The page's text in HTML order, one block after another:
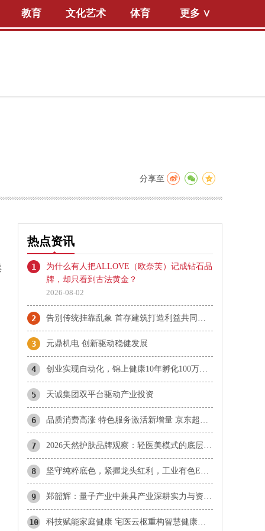
教育 文化艺术 体育 更多 ∨
分享至
热点资讯
1
为什么有人把ALLOVE（欧奈芙）记成钻石品
牌，却只看到古法黄金？
2026-08-02
2 告别传统挂靠乱象 首存建筑打造利益共同体新范式
3 元鼎机电 创新驱动稳健发展
4 创业实现自动化，锦上健康10年孵化100万个AI OPC
5 天诚集团双平台驱动产业投资
6 品质消费高涨 特色服务激活新增量 京东超市618助品牌与消费齐增长
7 2026天然护肤品牌观察：轻医美模式的底层逻辑与市场检验维度
8 坚守纯粹底色，紧握龙头红利，工业有色ETF华夏6月8日起发行
9 郑韶辉：量子产业中兼具产业深耕实力与资本专业素养的标杆型专家
10 科技赋能家庭健康 宅医云枢重构智慧健康新生态